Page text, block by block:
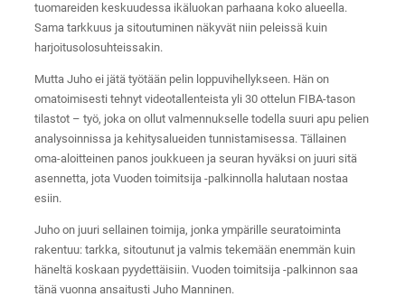
tuomareiden keskuudessa ikäluokan parhaana koko alueella.
Sama tarkkuus ja sitoutuminen näkyvät niin peleissä kuin
harjoitusolosuhteissakin.
Mutta Juho ei jätä työtään pelin loppuvihellykseen. Hän on
omatoimisesti tehnyt videotallenteista yli 30 ottelun FIBA-tason
tilastot – työ, joka on ollut valmennukselle todella suuri apu pelien
analysoinnissa ja kehitysalueiden tunnistamisessa. Tällainen
oma-aloitteinen panos joukkueen ja seuran hyväksi on juuri sitä
asennetta, jota Vuoden toimitsija -palkinnolla halutaan nostaa
esiin.
Juho on juuri sellainen toimija, jonka ympärille seuratoiminta
rakentuu: tarkka, sitoutunut ja valmis tekemään enemmän kuin
häneltä koskaan pyydettäisiin. Vuoden toimitsija -palkinnon saa
tänä vuonna ansaitusti Juho Manninen.